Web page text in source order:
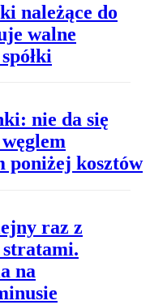
należące do
walne
nie da się
poniżej kosztów
raz z
na